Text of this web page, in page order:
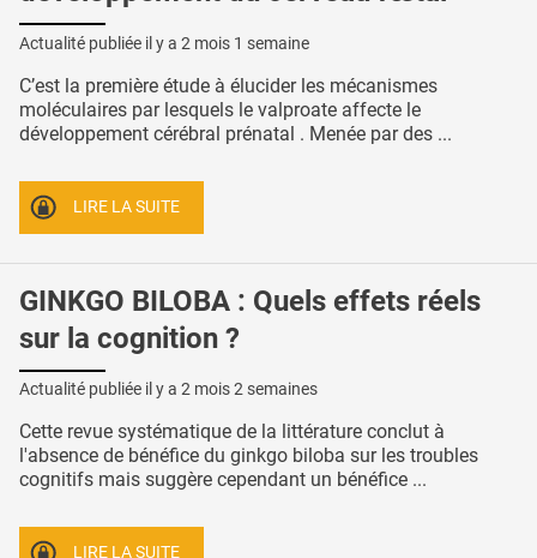
Actualité publiée il y a 2 mois 1 semaine
C’est la première étude à élucider les mécanismes
moléculaires par lesquels le valproate affecte le
développement cérébral prénatal . Menée par des ...
LIRE LA SUITE
GINKGO BILOBA : Quels effets réels
sur la cognition ?
Actualité publiée il y a 2 mois 2 semaines
Cette revue systématique de la littérature conclut à
l'absence de bénéfice du ginkgo biloba sur les troubles
cognitifs mais suggère cependant un bénéfice ...
LIRE LA SUITE